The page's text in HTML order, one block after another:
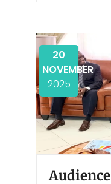
20
NOVEMBER
2025